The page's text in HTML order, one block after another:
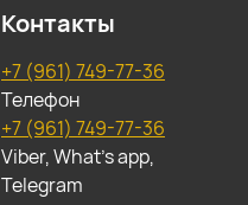
Контакты
+7 (961) 749-77-36
Телефон
+7 (961) 749-77-36
Viber, What's app,
Telegram